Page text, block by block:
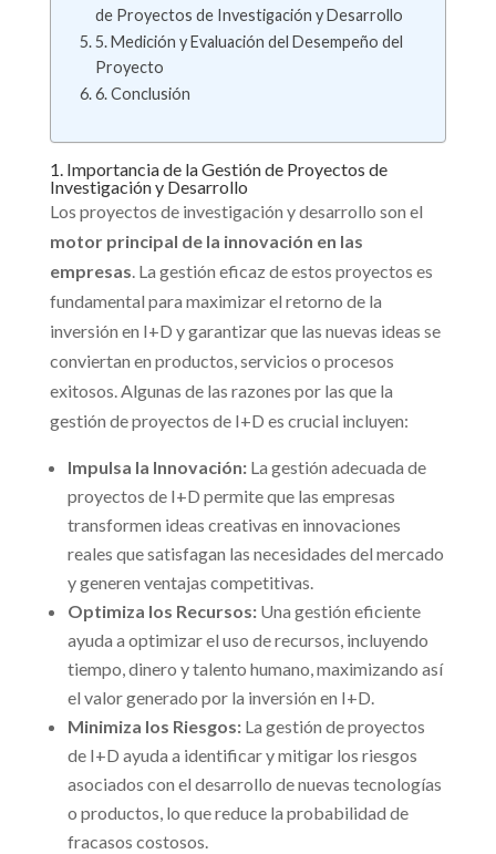
de Proyectos de Investigación y Desarrollo
5. Medición y Evaluación del Desempeño del
Proyecto
6. Conclusión
1. Importancia de la Gestión de Proyectos de
Investigación y Desarrollo
Los proyectos de investigación y desarrollo son el
motor principal de la innovación en las
empresas. La gestión eficaz de estos proyectos es
fundamental para maximizar el retorno de la
inversión en I+D y garantizar que las nuevas ideas se
conviertan en productos, servicios o procesos
exitosos. Algunas de las razones por las que la
gestión de proyectos de I+D es crucial incluyen:
Impulsa la Innovación:La gestión adecuada de
proyectos de I+D permite que las empresas
transformen ideas creativas en innovaciones
reales que satisfagan las necesidades del mercado
y generen ventajas competitivas.
Optimiza los Recursos:Una gestión eficiente
ayuda a optimizar el uso de recursos, incluyendo
tiempo, dinero y talento humano, maximizando así
el valor generado por la inversión en I+D.
Minimiza los Riesgos:La gestión de proyectos
de I+D ayuda a identificar y mitigar los riesgos
asociados con el desarrollo de nuevas tecnologías
o productos, lo que reduce la probabilidad de
fracasos costosos.